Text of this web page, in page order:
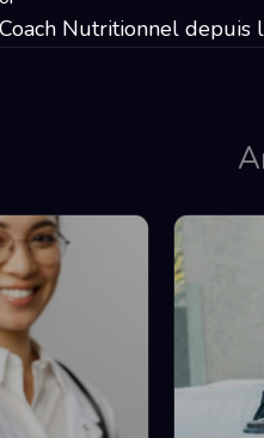
Nutritionnel depuis